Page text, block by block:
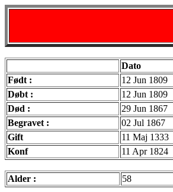
Dato
Født :
12 Jun 1809
Døbt :
12 Jun 1809
Død :
29 Jun 1867
Begravet :
02 Jul 1867
Gift
11 Maj 1333
Konf
11 Apr 1824
Alder : 58